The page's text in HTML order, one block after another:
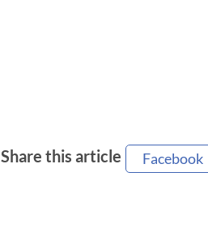
Share this article Facebook